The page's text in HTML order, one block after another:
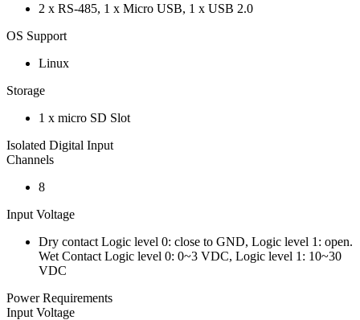
2 x RS-485, 1 x Micro USB, 1 x USB 2.0
OS Support
Linux
Storage
1 x micro SD Slot
Isolated Digital Input
Channels
8
Input Voltage
Dry contact Logic level 0: close to GND, Logic level 1: open.
Wet Contact Logic level 0: 0~3 VDC, Logic level 1: 10~30
VDC
Power Requirements
Input Voltage